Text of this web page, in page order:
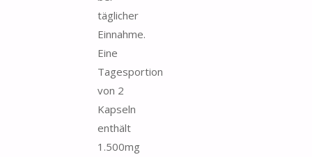
täglicher
Einnahme.
Eine
Tagesportion
von 2
Kapseln
enthält
1.500mg